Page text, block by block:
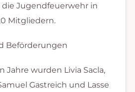
Jugendfeuerwehr in
Mitgliedern.
Beförderungen
Jahre wurden Livia Sacla,
Gastreich und Lasse